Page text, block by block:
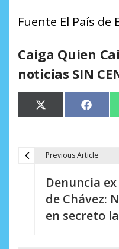
Fuente El País de
Caiga Quien
noticias SIN
Compartir
en
X
(Twitter) en
Previous Article
Denuncia
de Chávez:
en secreto